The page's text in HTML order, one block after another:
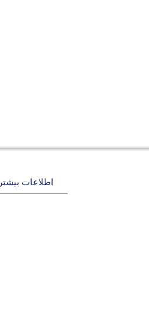
اطلاعات بیشتر